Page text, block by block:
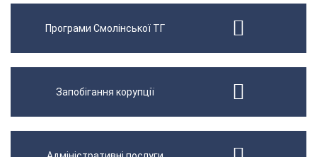
Програми Смолінської ТГ
Запобігання корупції